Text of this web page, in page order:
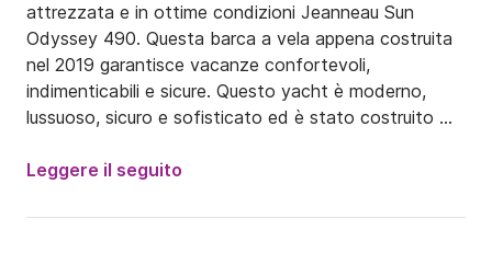
attrezzata e in ottime condizioni Jeanneau Sun
Odyssey 490. Questa barca a vela appena costruita
nel 2019 garantisce vacanze confortevoli,
indimenticabili e sicure. Questo yacht è moderno,
lussuoso, sicuro e sofisticato ed è stato costruito
La barca a vela dispone di 5 cabine e può ospitare
Leggere il seguito